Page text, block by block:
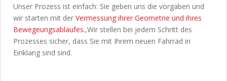
Unser Prozess ist einfach: Sie geben uns die vorgaben und
wir starten mit der Vermessung ihrer Geometrie und ihres
Bewegeungsablaufes.,Wir stellen bei jedem Schritt des
Prozesses sicher, dass Sie mit Ihrem neuen Fahrrad in
Einklang sind sind.